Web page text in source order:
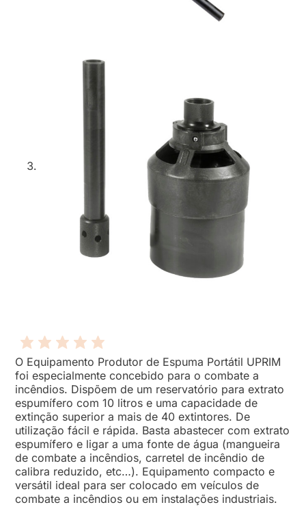
O Equipamento Produtor de Espuma Portátil UPRIM
foi especialmente concebido para o combate a
incêndios. Dispõem de um reservatório para extrato
espumífero com 10 litros e uma capacidade de
extinção superior a mais de 40 extintores. De
utilização fácil e rápida. Basta abastecer com extrato
espumífero e ligar a uma fonte de água (mangueira
de combate a incêndios, carretel de incêndio de
calibra reduzido, etc…). Equipamento compacto e
versátil ideal para ser colocado em veículos de
combate a incêndios ou em instalações industriais.